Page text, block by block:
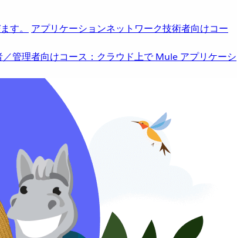
す。 アプリケーションネットワーク技術者向けコー
／管理者向けコース：クラウド上で Mule アプリケーシ